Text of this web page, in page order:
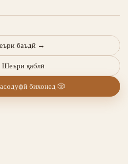
Шеъри қаблӣ
баъдӣ →
бихонед 🎲